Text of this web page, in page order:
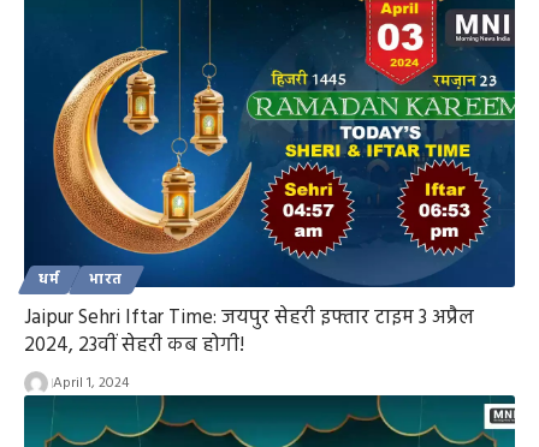
धर्म भारत
Jaipur Sehri Iftar Time: जयपुर सेहरी इफ्तार टाइम 3 अप्रैल
2024, 23वीं सेहरी कब होगी!
April 1, 2024